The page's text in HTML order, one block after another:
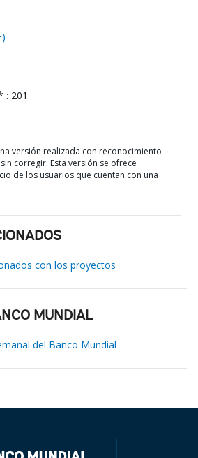
: 201
versión realizada con reconocimiento
corregir. Esta versión se ofrece
de los usuarios que cuentan con una
con los proyectos
MUNDIAL
del Banco Mundial